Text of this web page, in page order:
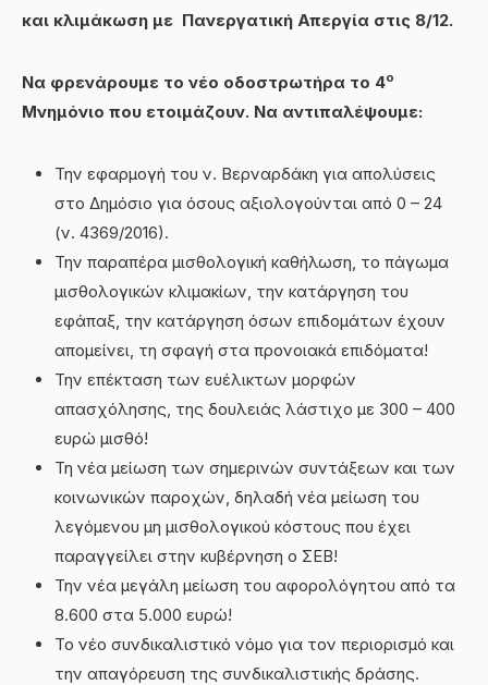
και κλιμάκωση με Πανεργατική Απεργία στις 8/12.
Να φρενάρουμε το νέο οδοστρωτήρα το 4ο
Μνημόνιο που ετοιμάζουν. Να αντιπαλέψουμε:
Την εφαρμογή του ν. Βερναρδάκη για απολύσεις
στο Δημόσιο για όσους αξιολογούνται από 0 – 24
(ν. 4369/2016).
Την παραπέρα μισθολογική καθήλωση, το πάγωμα
μισθολογικών κλιμακίων, την κατάργηση του
εφάπαξ, την κατάργηση όσων επιδομάτων έχουν
απομείνει, τη σφαγή στα προνοιακά επιδόματα!
Την επέκταση των ευέλικτων μορφών
απασχόλησης, της δουλειάς λάστιχο με 300 – 400
ευρώ μισθό!
Τη νέα μείωση των σημερινών συντάξεων και των
κοινωνικών παροχών, δηλαδή νέα μείωση του
λεγόμενου μη μισθολογικού κόστους που έχει
παραγγείλει στην κυβέρνηση ο ΣΕΒ!
Την νέα μεγάλη μείωση του αφορολόγητου από τα
8.600 στα 5.000 ευρώ!
Το νέο συνδικαλιστικό νόμο για τον περιορισμό και
την απαγόρευση της συνδικαλιστικής δράσης.